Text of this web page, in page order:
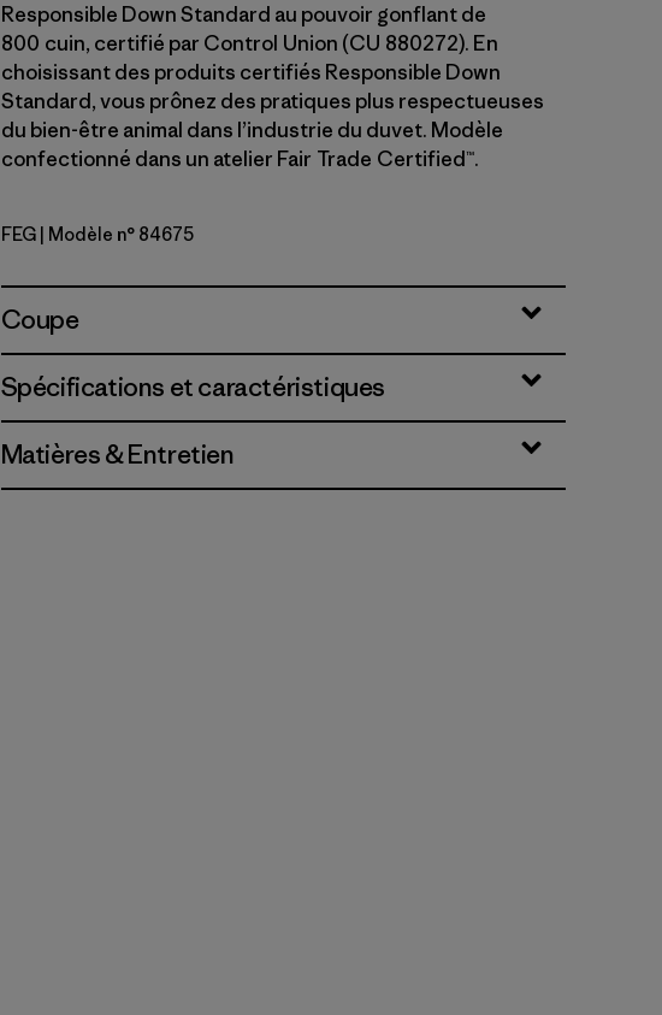
Responsible Down Standard au pouvoir gonflant de
800 cuin, certifié par Control Union (CU 880272). En
choisissant des produits certifiés Responsible Down
Standard, vous prônez des pratiques plus respectueuses
du bien-être animal dans l’industrie du duvet. Modèle
confectionné dans un atelier Fair Trade Certified™.
Forge Grey w/Forge Grey
FEG | Modèle n° 84675
Coupe
Spécifications et caractéristiques
Matières & Entretien